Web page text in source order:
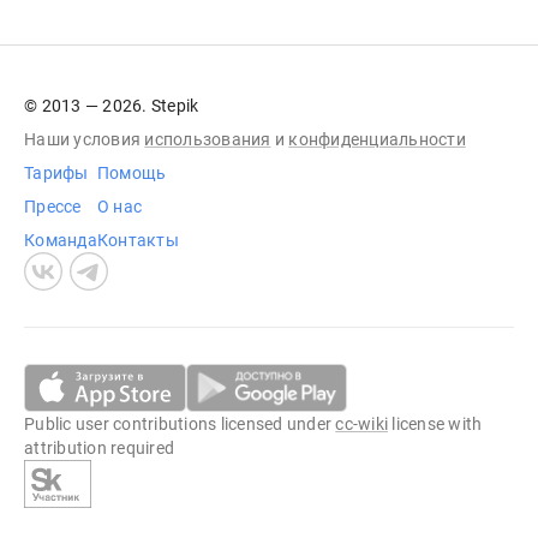
© 2013 — 2026. Stepik
Наши условия использования и конфиденциальности
Тарифы
Прессе
Команда
Помощь
О нас
Контакты
Public user contributions licensed undercc-wiki license with
attribution required